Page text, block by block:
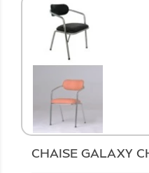
CHAISE GALAXY